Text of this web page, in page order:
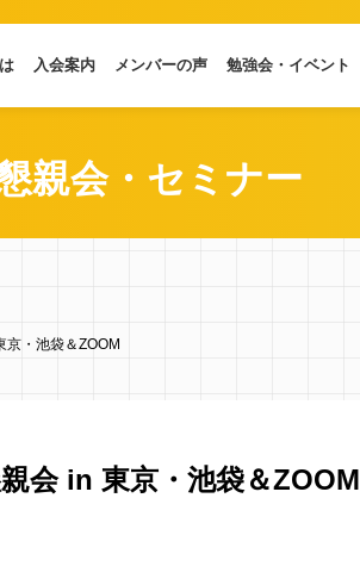
入会案内 メンバーの声 勉強会・イベント
親会・セミナー
・池袋＆ZOOM
会 in 東京・池袋＆ZOOM